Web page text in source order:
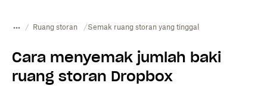
Ruang storan Semak ruang storan yang tinggal
Cara menyemak jumlah baki
ruang storan Dropbox